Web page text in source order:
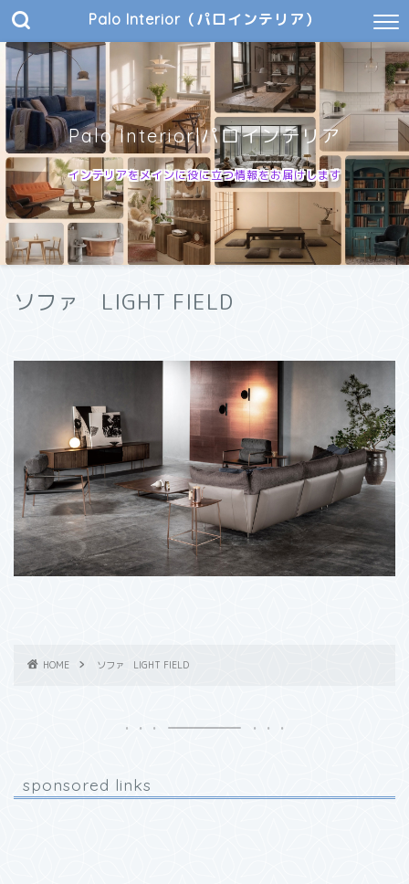
Palo Interior（パロインテリア）
Palo Interior|パロインテリア
インテリアをメインに役に立つ情報をお届けします
ソファ LIGHT FIELD
HOME ソファ LIGHT FIELD
sponsored links